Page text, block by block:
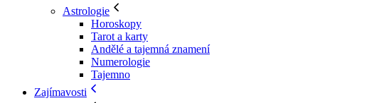
Astrologie
Horoskopy
Tarot a karty
Andělé a tajemná znamení
Numerologie
Tajemno
Zajímavosti